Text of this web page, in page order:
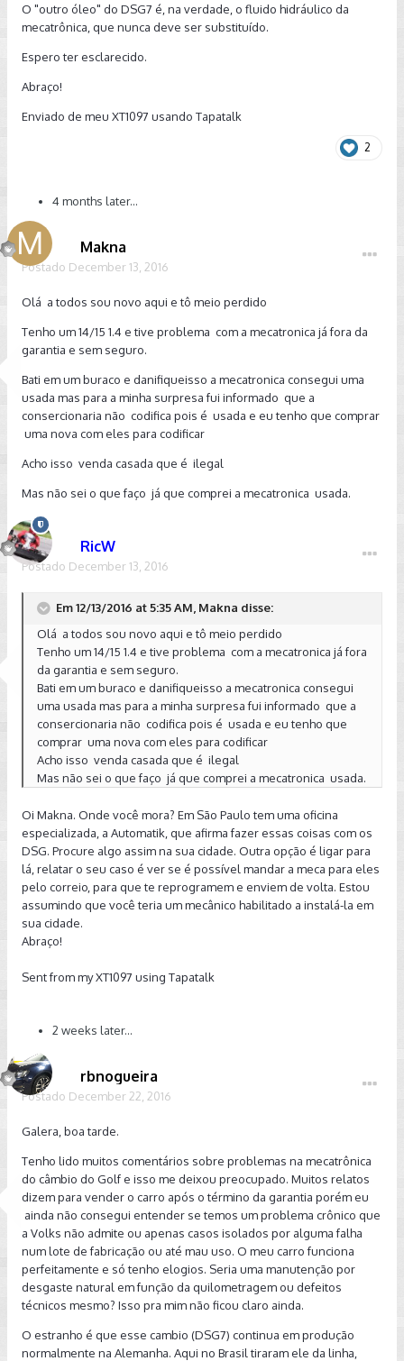
O "outro óleo" do DSG7 é, na verdade, o fluido hidráulico da
mecatrônica, que nunca deve ser substituído.
Espero ter esclarecido.
Abraço!
Enviado de meu XT1097 usando Tapatalk
2
4 months later...
Makna
Postado December 13, 2016
Olá a todos sou novo aqui e tô meio perdido
Tenho um 14/15 1.4 e tive problema com a mecatronica já fora da
garantia e sem seguro.
Bati em um buraco e danifiqueisso a mecatronica consegui uma
usada mas para a minha surpresa fui informado que a
consercionaria não codifica pois é usada e eu tenho que comprar
uma nova com eles para codificar
Acho isso venda casada que é ilegal
Mas não sei o que faço já que comprei a mecatronica usada.
RicW
Postado December 13, 2016
Em 12/13/2016 at 5:35 AM, Makna disse:
Olá a todos sou novo aqui e tô meio perdido
Tenho um 14/15 1.4 e tive problema com a mecatronica já fora
da garantia e sem seguro.
Bati em um buraco e danifiqueisso a mecatronica consegui
uma usada mas para a minha surpresa fui informado que a
consercionaria não codifica pois é usada e eu tenho que
comprar uma nova com eles para codificar
Acho isso venda casada que é ilegal
Mas não sei o que faço já que comprei a mecatronica usada.
Oi Makna. Onde você mora? Em São Paulo tem uma oficina
especializada, a Automatik, que afirma fazer essas coisas com os
DSG. Procure algo assim na sua cidade. Outra opção é ligar para
lá, relatar o seu caso é ver se é possível mandar a meca para eles
pelo correio, para que te reprogramem e enviem de volta. Estou
assumindo que você teria um mecânico habilitado a instalá-la em
sua cidade.
Abraço!
Sent from my XT1097 using Tapatalk
2 weeks later...
rbnogueira
Postado December 22, 2016
Galera, boa tarde.
Tenho lido muitos comentários sobre problemas na mecatrônica
do câmbio do Golf e isso me deixou preocupado. Muitos relatos
dizem para vender o carro após o término da garantia porém eu
ainda não consegui entender se temos um problema crônico que
a Volks não admite ou apenas casos isolados por alguma falha
num lote de fabricação ou até mau uso. O meu carro funciona
perfeitamente e só tenho elogios. Seria uma manutenção por
desgaste natural em função da quilometragem ou defeitos
técnicos mesmo? Isso pra mim não ficou claro ainda.
O estranho é que esse cambio (DSG7) continua em produção
normalmente na Alemanha. Aqui no Brasil tiraram ele da linha,